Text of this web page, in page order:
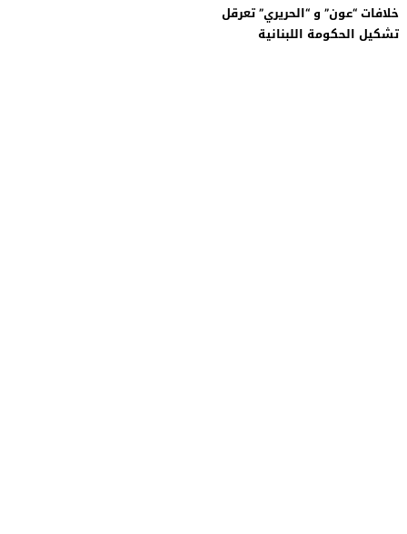
خلافات “عون” و “الحريري” تعرقل
تشكيل الحكومة اللبنانية